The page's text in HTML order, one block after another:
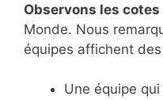
Observons les cotes
Monde. Nous
équipes affichent
Une équipe